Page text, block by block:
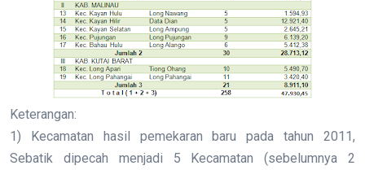
Keterangan:
1) Kecamatan hasil pemekaran baru pada tahun 2011,
Sebatik dipecah menjadi 5 Kecamatan (sebelumnya 2